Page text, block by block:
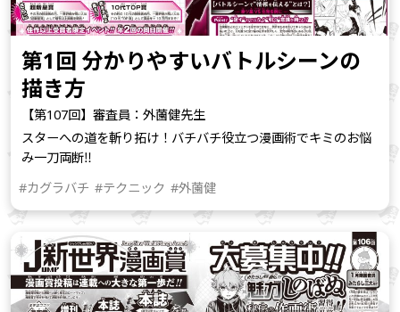
第1回 分かりやすいバトルシーンの
描き方
【第107回】審査員：外薗健先生
スターへの道を斬り拓け！バチバチ役立つ漫画術でキミのお悩
み一刀両断‼
#カグラバチ #テクニック #外薗健